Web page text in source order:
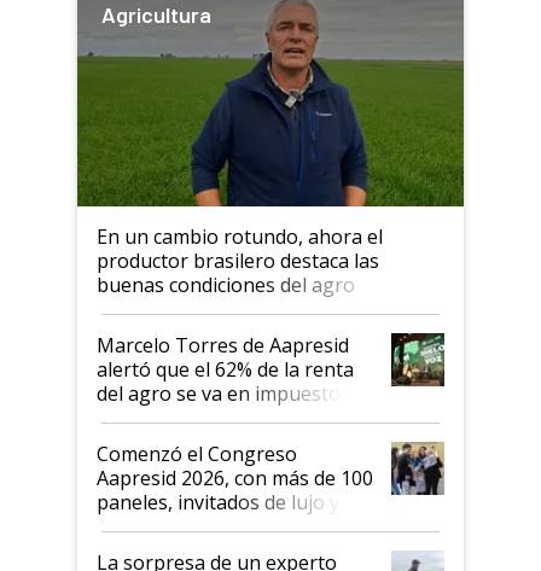
Agricultura
En un cambio rotundo, ahora el
productor brasilero destaca las
buenas condiciones del agro
argentino para invertir: "Los veo
más motivados"
Marcelo Torres de Aapresid
alertó que el 62% de la renta
del agro se va en impuestos:
"No es bueno que en
Argentina se sigan discutiendo
las mismas cosas de hace 50
años"
Comenzó el Congreso
Aapresid 2026, con más de 100
paneles, invitados de lujo y
todas las tendencias
La sorpresa de un experto